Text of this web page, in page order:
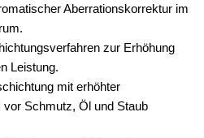
Aberrationskorrektur im
zur Erhöhung
Leistung.
mit erhöhter
vor Schmutz, Öl und Staub